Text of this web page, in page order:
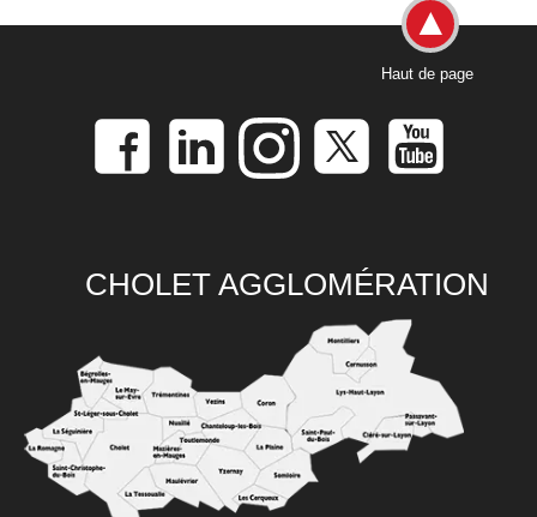
Haut de page
CHOLET AGGLOMÉRATION